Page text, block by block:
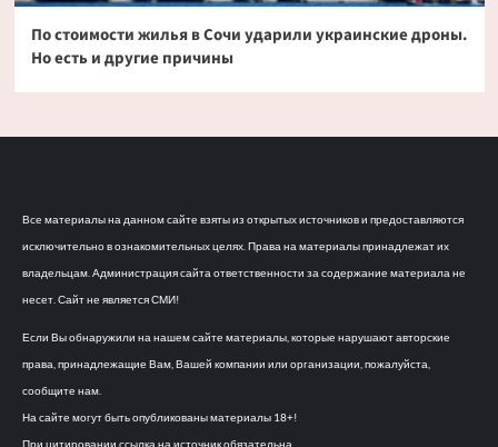
По стоимости жилья в Сочи ударили украинские дроны.
Но есть и другие причины
Все материалы на данном сайте взяты из открытых источников и предоставляются
исключительно в ознакомительных целях. Права на материалы принадлежат их
владельцам. Администрация сайта ответственности за содержание материала не
несет. Сайт не является СМИ!
Если Вы обнаружили на нашем сайте материалы, которые нарушают авторские
права, принадлежащие Вам, Вашей компании или организации, пожалуйста,
сообщите нам.
На сайте могут быть опубликованы материалы 18+!
При цитировании ссылка на источник обязательна.